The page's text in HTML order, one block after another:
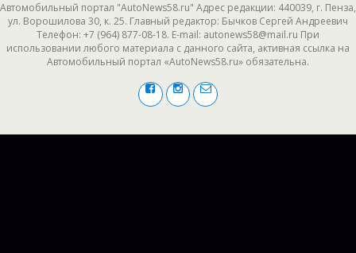
Автомобильный портал "AutoNews58.ru" Адрес редакции: 440039, г. Пенза,
ул. Ворошилова 30, к. 25. Главный редактор: Бычков Сергей Андреевич
Телефон: +7 (964) 877-08-18. E-mail: autonews58@mail.ru При
использовании любого материала с данного сайта, активная ссылка на
Автомобильный портал «AutoNews58.ru» обязательна.